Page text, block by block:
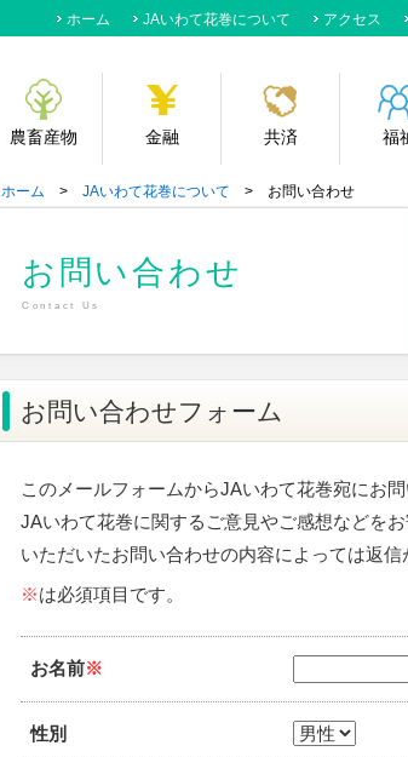
農畜産物 金融 共済 福
ホーム JAいわて花巻について アクセス
ホーム > JAいわて花巻について > お問い合わせ
お問い合わせ
Contact Us
お問い合わせフォーム
このメールフォームからJAいわて花巻宛にお
JAいわて花巻に関するご意見やご感想などをお
いただいたお問い合わせの内容によっては返
※は必須項目です。
お名前※
性別